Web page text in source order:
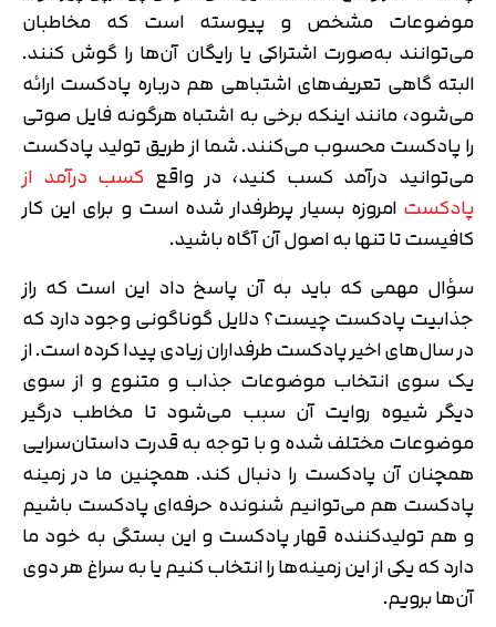
موضوعات مشخص و پیوسته است که مخاطبان
می‌توانند به‌صورت اشتراکی یا رایگان آن‌ها را گوش کنند.
البته گاهی تعریف‌های اشتباهی هم درباره پادکست ارائه
می‌شود، مانند اینکه برخی به اشتباه هرگونه فایل صوتی
را پادکست محسوب می‌کنند. شما از طریق تولید پادکست
می‌توانید درآمد کسب کنید، در واقع کسب درآمد از
پادکست امروزه بسیار پرطرفدار شده است و برای این کار
کافیست تا تنها به اصول آن آگاه باشید.
سؤال مهمی که باید به آن پاسخ داد این است که راز
جذابیت پادکست چیست؟ دلایل گوناگونی وجود دارد که
در سال‌های اخیر پادکست طرفداران زیادی پیدا کرده است. از
یک سوی انتخاب موضوعات جذاب و متنوع و از سوی
دیگر شیوه روایت آن سبب می‌شود تا مخاطب درگیر
موضوعات مختلف شده و با توجه به قدرت داستان‌سرایی
همچنان آن پادکست را دنبال کند. همچنین ما در زمینه
پادکست هم می‌توانیم شنونده حرفه‌ای پادکست باشیم
و هم تولیدکننده قهار پادکست و این بستگی به خود ما
دارد که یکی از این زمینه‌ها را انتخاب کنیم یا به سراغ هر دوی
آن‌ها برویم.